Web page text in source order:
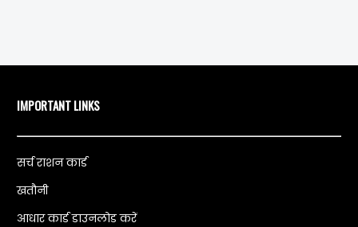
IMPORTANT LINKS
सर्च राशन कार्ड
खतौनी
आधार कार्ड डाउनलोड करें